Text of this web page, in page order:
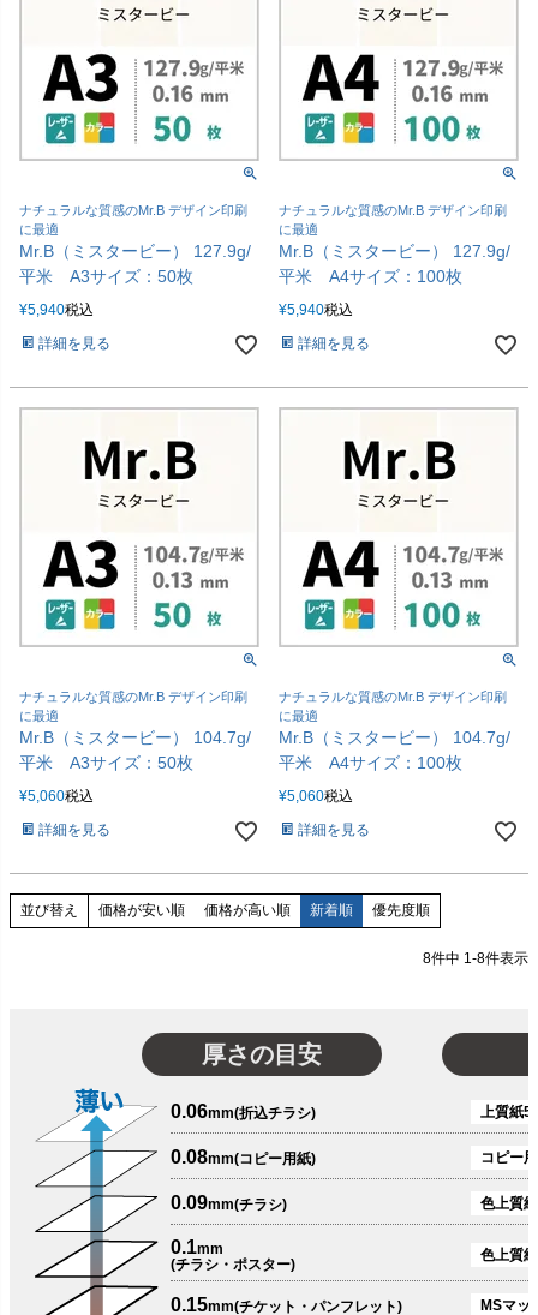
ナチュラルな質感のMr.B デザイン印刷
に最適
Mr.B（ミスタービー） 127.9g/
平米 A3サイズ：50枚
¥5,940税込
詳細を見る
ナチュラルな質感のMr.B デザイン印刷
に最適
Mr.B（ミスタービー） 127.9g/
平米 A4サイズ：100枚
¥5,940税込
詳細を見る
ナチュラルな質感のMr.B デザイン印刷
に最適
Mr.B（ミスタービー） 104.7g/
平米 A3サイズ：50枚
¥5,060税込
詳細を見る
ナチュラルな質感のMr.B デザイン印刷
に最適
Mr.B（ミスタービー） 104.7g/
平米 A4サイズ：100枚
¥5,060税込
詳細を見る
並び替え 価格が安い順 価格が高い順 新着順 優先度順
8件中 1 -8件表示
厚さの目安
0.06mm(折込チラシ) 上質紙
0.08mm(コピー用紙) コピー
0.09mm(チラシ) 色上質
0.1mm
(チラシ・ポスター)
色上質
0.15mm(チケット・パンフレット) MSマッ